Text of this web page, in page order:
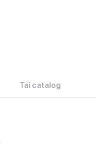
Tải catalog